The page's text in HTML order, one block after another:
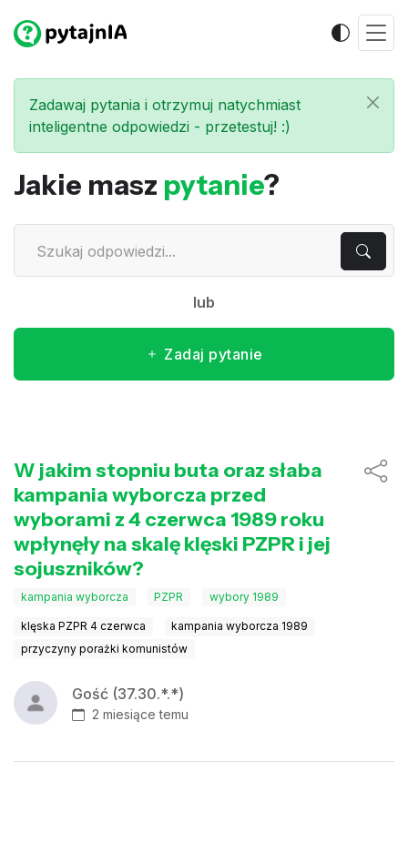
Zadawaj pytania i otrzymuj natychmiast
inteligentne odpowiedzi - przetestuj! :)
Jakie masz pytanie?
lub
Zadaj pytanie
W jakim stopniu buta oraz słaba
kampania wyborcza przed
wyborami z 4 czerwca 1989 roku
wpłynęły na skalę klęski PZPR i jej
sojuszników?
kampania wyborcza PZPR wybory 1989
klęska PZPR 4 czerwca
kampania wyborcza 1989
przyczyny porażki komunistów
Gość (37.30.*.*)
2 miesiące temu